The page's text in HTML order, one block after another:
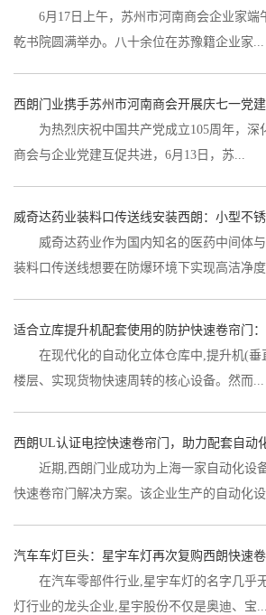
6月17日上午，苏州市河南商会企业家端
乾书院圆满举办。八十余位在苏豫籍企业家...
西朗门业携手苏州市河南商会开展庆七一党
为热烈庆祝中国共产党成立105周年，深
商会与企业党建互促共进，6月13日，苏...
威奇达药业装料口传送线安装西朗：小型不锈
威奇达药业作为国内知名的医药中间体与
装料口传送线想要在防爆环境下实现高洁净
适合立库提升机配套使用的防护快速卷帘门
在现代化的自动化立体仓库中,提升机(垂
楼层、实现货物快速周转的核心设备。然而...
西朗UL认证电控快速卷帘门，助力配套自动
近期,西朗门业成功为上海一家自动化设
快速卷帘门解决方案。该企业生产的自动化
汽车车灯巨头：星宇车灯再次复购西朗快速卷
在汽车零部件行业,星宇车灯的名字几乎
灯行业的龙头企业,星宇股份不仅是奥迪、宝...